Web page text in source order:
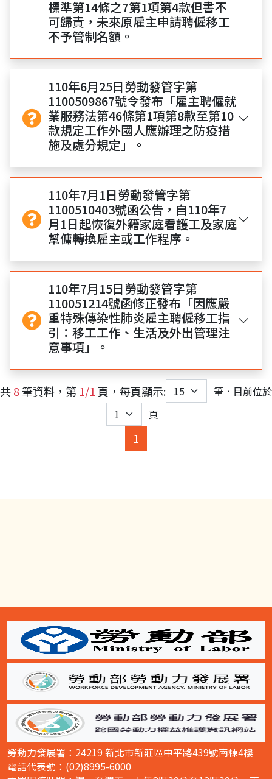
標準第14條之7第1項第4款但書不
可歸責，未來原雇主申請聘僱移工
不予管制名額。
110年6月25日勞動發管字第
1100509867號令發布「雇主聘僱就
業服務法第46條第1項第8款至第10
款規定工作外國人應辦理之防疫措
施及處分規定」。
110年7月1日勞動發管字第
1100510403號函公告，自110年7
月1日起恢復外籍家庭看護工及家庭
幫傭轉換雇主或工作程序。
110年7月15日勞動發管字第
110051214號函修正發布「因應嚴
重特殊傳染性肺炎雇主聘僱移工指
引：移工工作、生活及外出管理注
意事項」。
共8筆資料，第 1/1 頁，每頁顯示:
筆．目前位於
頁
1
勞動力發展署：24219 新北市新莊區中平路439號南棟4樓
電話代表號：(02)8995-6000